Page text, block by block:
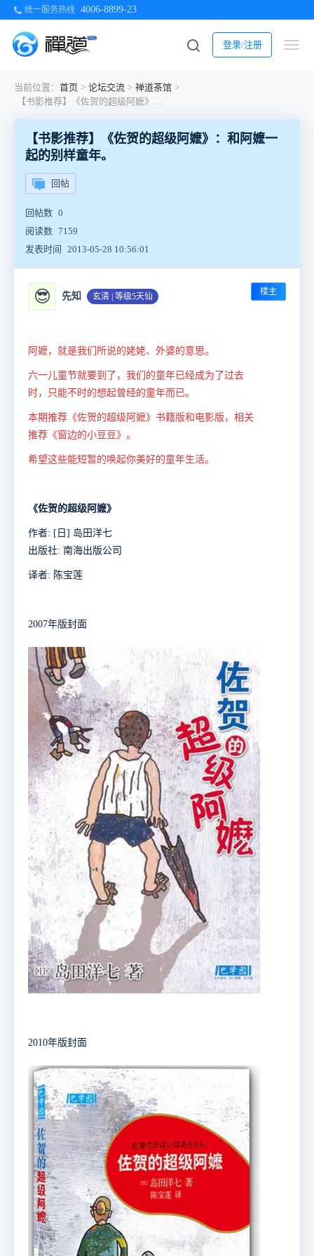
统一服务热线 4006-8899-23
登录/注册
当前位置： 首页 > 论坛交流 > 禅道茶馆 >
【书影推荐】《佐贺的超级阿嬷》：和阿嬷一起的别样童年。
【书影推荐】《佐贺的超级阿嬷》：和阿嬷一
起的别样童年。
回帖
回帖数 0
阅读数 7159
发表时间
2013-05-28 10:56:01
😎 先知 玄清 | 等级5天仙 楼主
阿嬷，就是我们所说的姥姥、外婆的意思。
六一儿童节就要到了，我们的童年已经成为了过去
时，只能不时的想起曾经的童年而已。
本期推荐《佐贺的超级阿嬷》书籍版和电影版，相关
推荐《窗边的小豆豆》。
希望这些能短暂的唤起你美好的童年生活。
《佐贺的超级阿嬷》
作者: [日] 岛田洋七
出版社: 南海出版公司
译者: 陈宝莲
2007年版封面
2010年版封面